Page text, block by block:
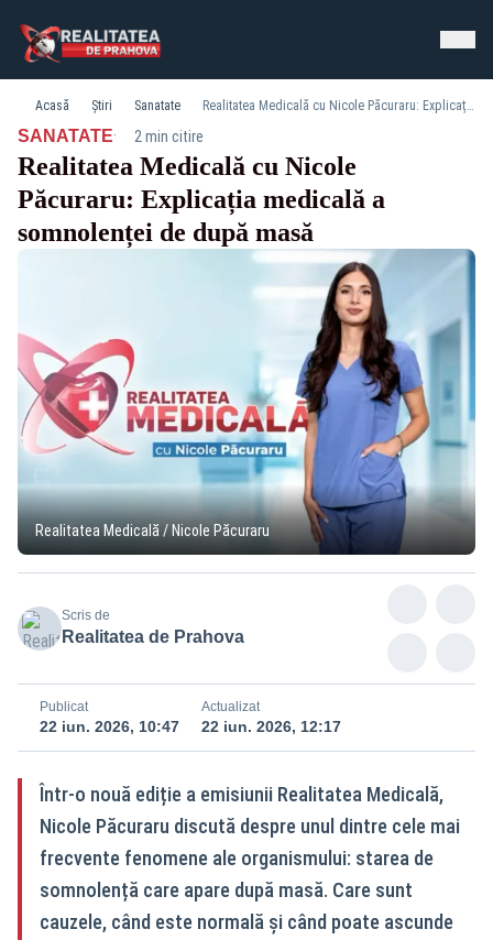
Acasă Știri Sanatate Realitatea Medicală cu Nicole Păcuraru: Explicația medicală a somnolenței de după masă
SANATATE· 2 min citire
Realitatea Medicală cu Nicole
Păcuraru: Explicația medicală a
somnolenței de după masă
Realitatea Medicală / Nicole Păcuraru
Scris de
Realitatea de Prahova
Publicat
22 iun. 2026, 10:47
Actualizat
22 iun. 2026, 12:17
Într-o nouă ediție a emisiunii Realitatea Medicală,
Nicole Păcuraru discută despre unul dintre cele mai
frecvente fenomene ale organismului: starea de
somnolență care apare după masă. Care sunt
cauzele, când este normală și când poate ascunde